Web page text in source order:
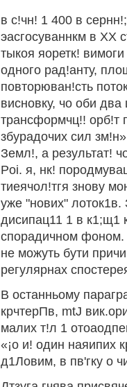
в с!чн! 1 400 в
эасгосуваннкм в XX
тыкоя яоретк!
одного рад!анту,
повторюван!сть
висновку, чо оби
трансформчц!! орб!т
збурадочих сил
Земл!, а результат!
Poi. я, нк!
тиеячол!тгя знову
уже "нових" лоток1в.
дисипац11 1 в к1;щ1
спорадичном фоном.
не можуть бути
регулярнах
В останньому
крчтерПв, mtJ
малих т!л 1
«¡о и! один наяипих
д1Ловим, в пв'гку о